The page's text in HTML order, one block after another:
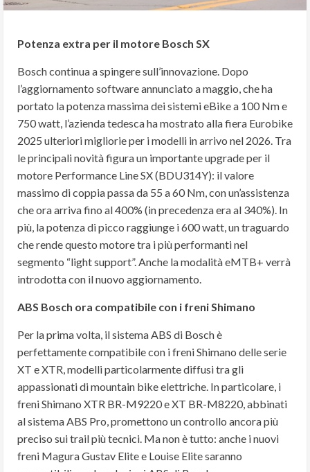
Potenza extra per il motore Bosch SX
Bosch continua a spingere sull’innovazione. Dopo
l’aggiornamento software annunciato a maggio, che ha
portato la potenza massima dei sistemi eBike a 100 Nm e
750 watt, l’azienda tedesca ha mostrato alla fiera Eurobike
2025 ulteriori migliorie per i modelli in arrivo nel 2026. Tra
le principali novità figura un importante upgrade per il
motore Performance Line SX (BDU314Y): il valore
massimo di coppia passa da 55 a 60 Nm, con un’assistenza
che ora arriva fino al 400% (in precedenza era al 340%). In
più, la potenza di picco raggiunge i 600 watt, un traguardo
che rende questo motore tra i più performanti nel
segmento “light support”. Anche la modalità eMTB+ verrà
introdotta con il nuovo aggiornamento.
ABS Bosch ora compatibile con i freni Shimano
Per la prima volta, il sistema ABS di Bosch è
perfettamente compatibile con i freni Shimano delle serie
XT e XTR, modelli particolarmente diffusi tra gli
appassionati di mountain bike elettriche. In particolare, i
freni Shimano XTR BR-M9220 e XT BR-M8220, abbinati
al sistema ABS Pro, promettono un controllo ancora più
preciso sui trail più tecnici. Ma non è tutto: anche i nuovi
freni Magura Gustav Elite e Louise Elite saranno